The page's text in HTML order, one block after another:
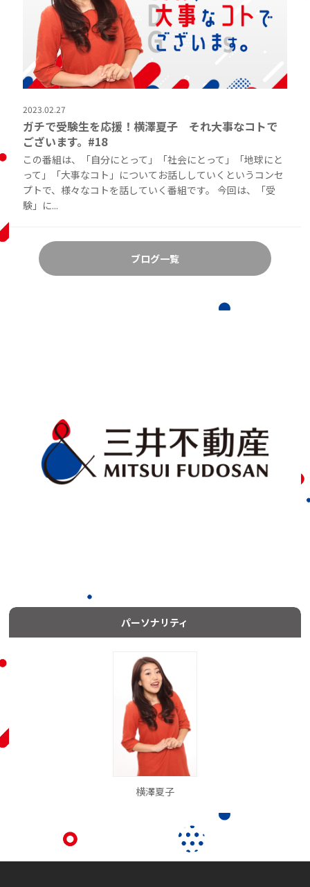
2023.02.27
ガチで受験生を応援！横澤夏子 それ大事なコトで
ございます。#18
この番組は、「自分にとって」「社会にとって」「地球にと
って」「大事なコト」についてお話ししていくというコンセ
プトで、様々なコトを話していく番組です。 今回は、「受
験」に...
ブログ一覧
パーソナリティ
横澤夏子